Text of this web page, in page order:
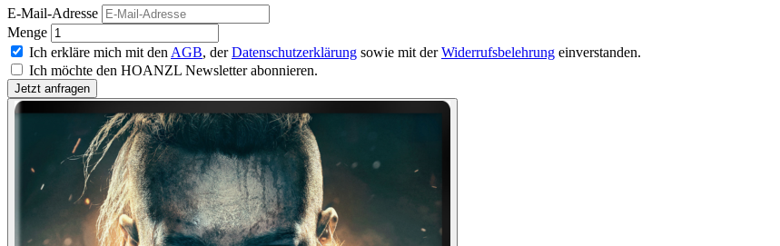
E-Mail-Adresse
Menge
Ich erkläre mich mit den AGB, derDatenschutzerklärung sowie mit derWiderrufsbelehrung einverstanden.
Ich möchte den HOANZL Newsletter abonnieren.